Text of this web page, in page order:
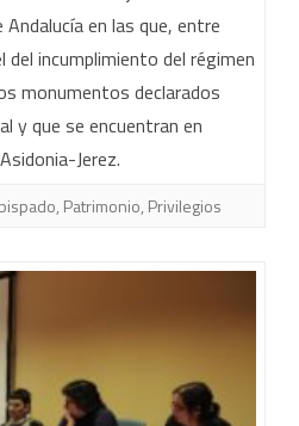
en las que, entre
incumplimiento del régimen
monumentos declarados
y que se encuentran en
Jerez.
, Patrimonio, Privilegios